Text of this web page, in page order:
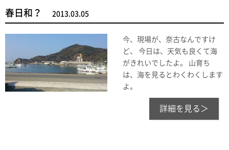
春日和？ 2013.03.05
今、現場が、奈古なんですけ
ど、 今日は、天気も良くて海
がきれいでしたよ。 山育ち
は、海を見るとわくわくします
よ。
詳細を見る＞